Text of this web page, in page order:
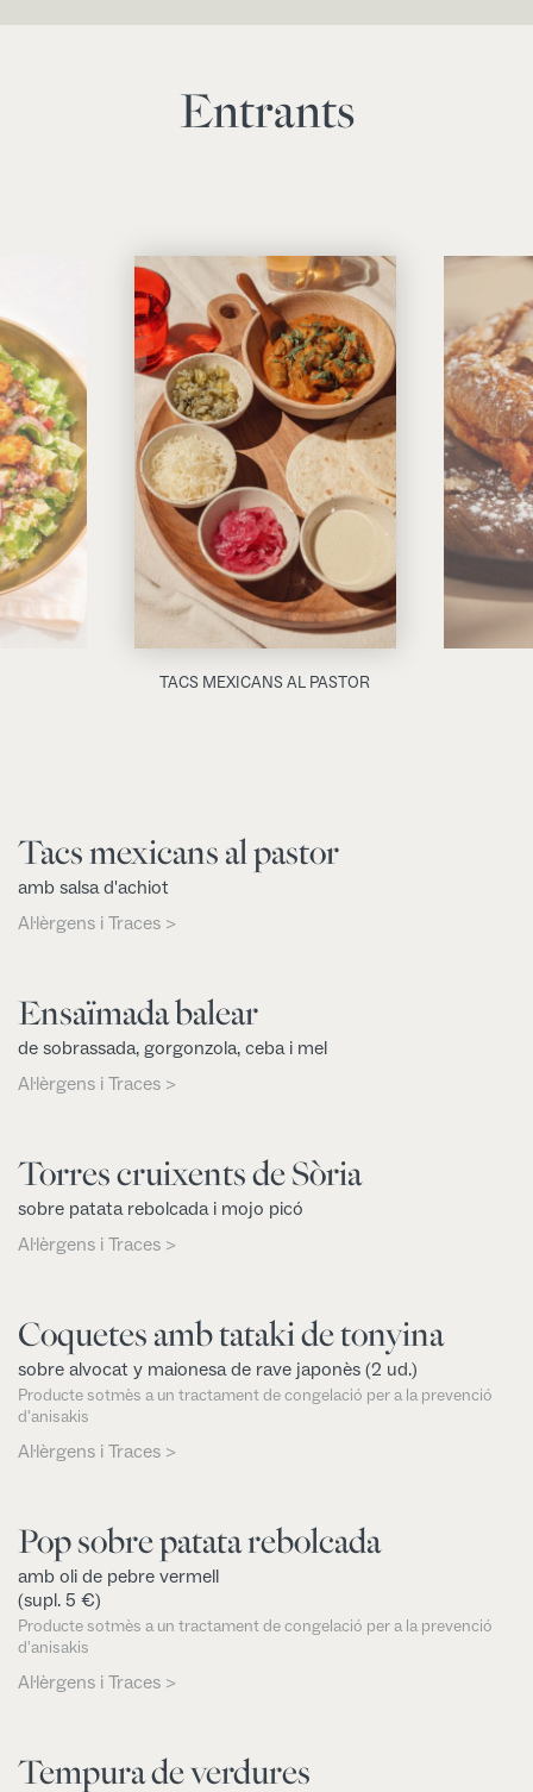
Entrants
TACS MEXICANS AL PASTOR
Tacs mexicans al pastor
amb salsa d'achiot
Al·lèrgens i Traces >
Ensaïmada balear
de sobrassada, gorgonzola, ceba i mel
Al·lèrgens i Traces >
Torres cruixents de Sòria
sobre patata rebolcada i mojo picó
Al·lèrgens i Traces >
Coquetes amb tataki de tonyina
sobre alvocat y maionesa de rave japonès (2 ud.)
Producte sotmès a un tractament de congelació per a la prevenció
d'anisakis
Al·lèrgens i Traces >
Pop sobre patata rebolcada
amb oli de pebre vermell
(supl. 5 €)
Producte sotmès a un tractament de congelació per a la prevenció
d'anisakis
Al·lèrgens i Traces >
Tempura de verdures